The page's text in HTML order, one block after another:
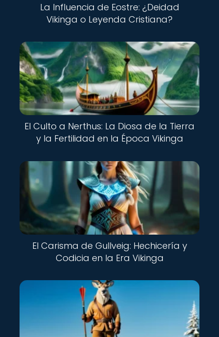
La Influencia de Eostre: ¿Deidad
Vikinga o Leyenda Cristiana?
El Culto a Nerthus: La Diosa de la Tierra
y la Fertilidad en la Época Vikinga
El Carisma de Gullveig: Hechicería y
Codicia en la Era Vikinga